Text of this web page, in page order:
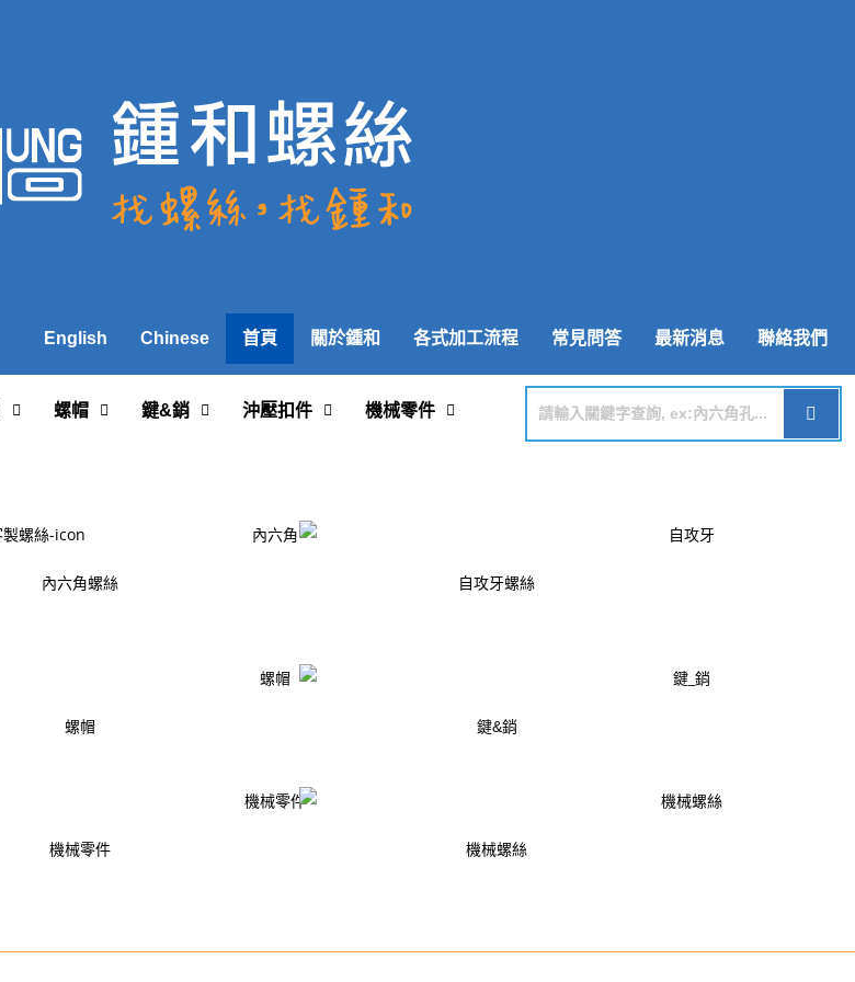
English Chinese 首頁 關於鍾和 各式加工流程 常見問答 最新消息 聯絡我們
螺帽 鍵&銷 沖壓扣件 機械零件
內六角螺絲 自攻牙螺絲
螺帽 鍵&銷
機械零件 機械螺絲